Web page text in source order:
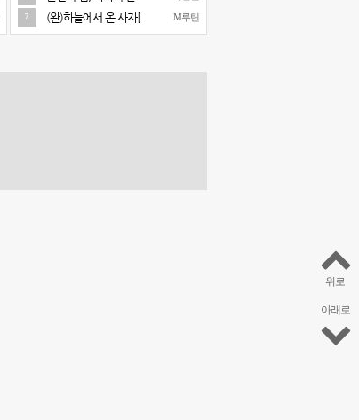
7 (완)하늘에서 온 사자[ M루틴
위로
아래로